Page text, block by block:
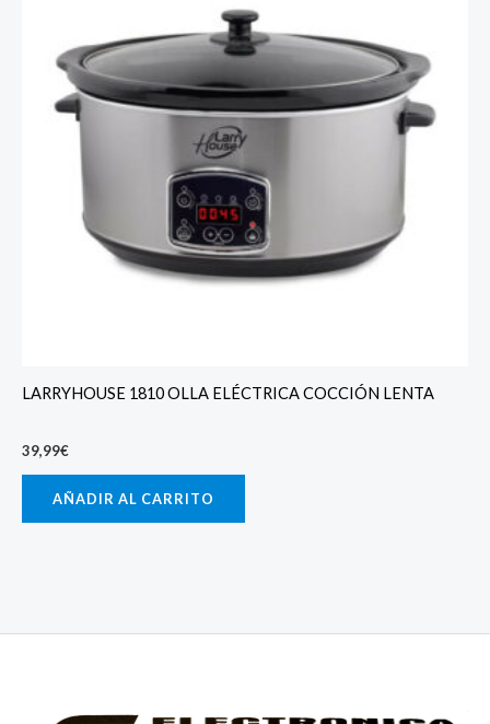
LARRYHOUSE 1810 OLLA ELÉCTRICA COCCIÓN LENTA
39,99€
AÑADIR AL CARRITO